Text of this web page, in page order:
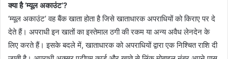
क्या है ‘म्यूल अकाउंट’?
‘म्यूल अकाउंट’ वह बैंक खाता होता है जिसे खाताधारक अपराधियों को किराए पर दे
देते हैं। अपराधी इन खातों का इस्तेमाल ठगी की रकम या अन्य अवैध लेनदेन के
लिए करते हैं। इसके बदले में, खाताधारक को अपराधियों द्वारा एक निश्चित राशि दी